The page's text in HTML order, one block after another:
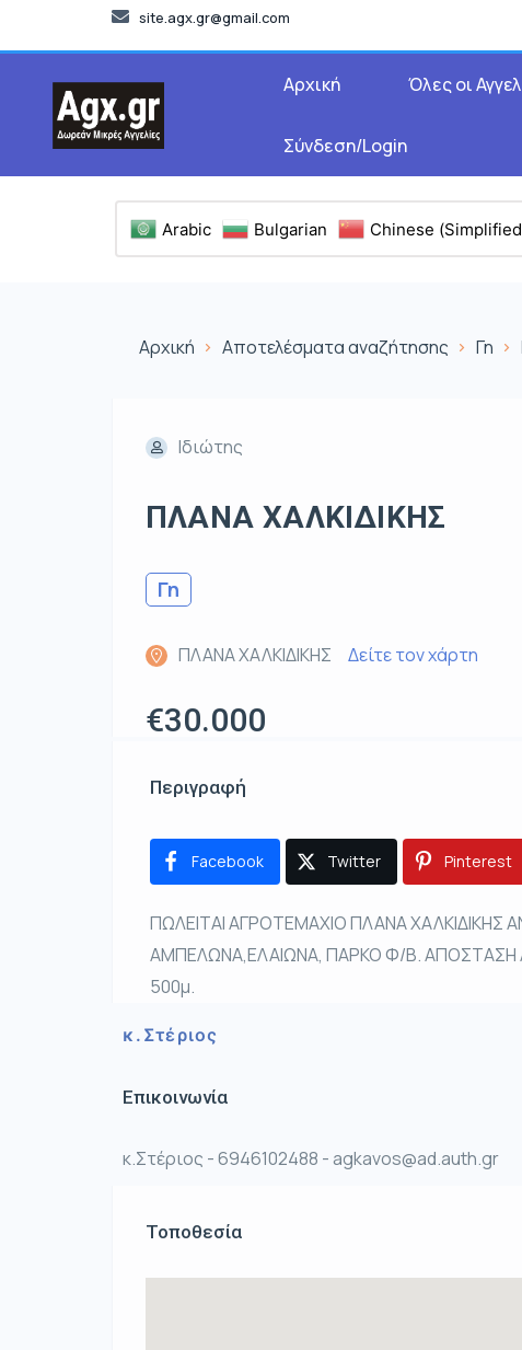
site.agx.gr@gmail.com
Αρχική Όλες οι
Σύνδεση/Login
Arabic Bulgarian Chinese
Αρχική Αποτελέσματα αναζήτησης Γη
Ιδιώτης
ΠΛΑΝΑ ΧΑΛΚΙΔΙΚΗΣ
Γη
ΠΛΑΝΑ ΧΑΛΚΙΔΙΚΗΣ Δείτε τον χάρτη
€30.000
Περιγραφή
Facebook Twitter Pinterest
ΠΩΛΕΙΤΑΙ ΑΓΡΟΤΕΜΑΧΙΟ ΠΛΑΝΑ ΧΑΛΚΙΔΙΚΗΣ
ΑΜΠΕΛΩΝΑ,ΕΛΑΙΩΝΑ, ΠΑΡΚΟ Φ/Β. ΑΠΟΣΤΑΣΗ
500μ.
κ.Στέριος
Επικοινωνία
κ.Στέριος - 6946102488 - agkavos@ad.auth.gr
Τοποθεσία